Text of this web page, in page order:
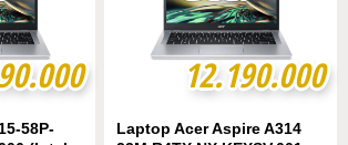
58P-
12.190.000
12.190.000
Laptop Acer Aspire A314